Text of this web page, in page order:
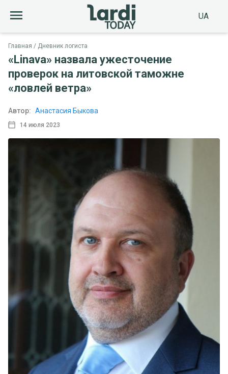
UA
Главная Дневник логиста
«Linava» назвала ужесточение
проверок на литовской таможне
«ловлей ветра»
14 июля 2023
Автор: Анастасия Быкова